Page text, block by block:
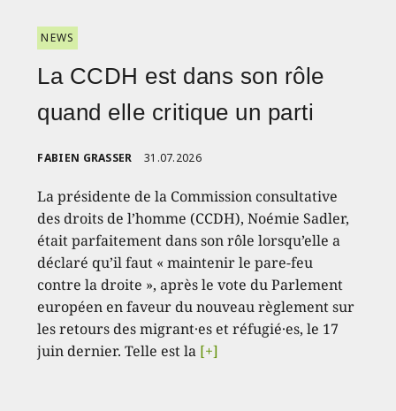
NEWS
La CCDH est dans son rôle
quand elle critique un parti
FABIEN GRASSER 31.07.2026
La présidente de la Commission consultative
des droits de l’homme (CCDH), Noémie Sadler,
était parfaitement dans son rôle lorsqu’elle a
déclaré qu’il faut « maintenir le pare-feu
contre la droite », après le vote du Parlement
européen en faveur du nouveau règlement sur
les retours des migrant·es et réfugié·es, le 17
juin dernier. Telle est la [+]